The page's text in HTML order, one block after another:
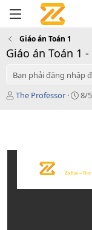
Giáo án Toán 1
Giáo án Toán 1
Bạn phải đăng nhập
T
ả
The Professor
C
n
8/